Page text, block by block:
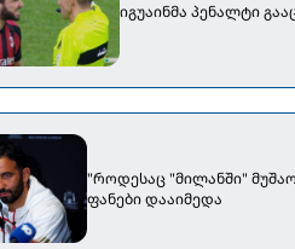
იგუაინმა პენალტი
"როდესაც "მილანში"
ფანები დააიმედა